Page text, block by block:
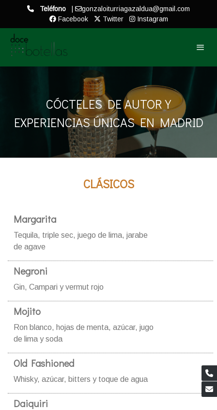
Teléfono
gonzaloiturriagazaldua@gmail.com
Facebook
Twitter Instagram
CÓCTELES DE AUTOR Y
EXPERIENCIAS ÚNICAS EN MADRID
CLÁSICOS
Margarita
Tequila, triple sec, juego de lima, jarabe
de agave
Negroni
Gin, Campari y vermut rojo
Mojito
Ron blanco, hojas de menta, azúcar, jugo
de lima y soda
Old Fashioned
Whisky, azúcar, bitters y toque de agua
Daiquiri